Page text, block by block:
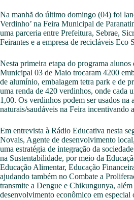
Na manhã do último domingo (04) foi
Verdinho’ na Feira Municipal de
uma parceria entre Prefeitura, Sebrae,
Feirantes e a empresa de recicláveis Eco
Nesta primeira etapa do programa alunos
Municipal 03 de Maio trocaram 4200
de alumínio, embalagem tetra park e de
uma renda de 420 verdinhos, onde cada
1,00. Os verdinhos podem ser usados na
naturais/saudáveis na Feira incentivando
Em entrevista à Rádio Educativa nesta
Novais, Agente de desenvolvimento
uma estratégia de integração da
na Sustentabilidade, por meio da
Educação Alimentar, Educação
ajudando também no Combate a
transmite a Dengue e Chikungunya,
desenvolvimento econômico em especial